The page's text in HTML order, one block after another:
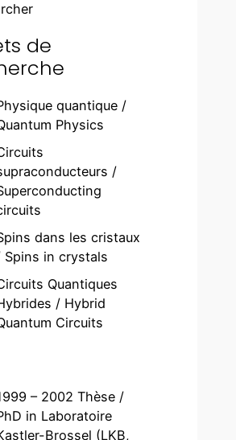
de
quantique /
Physics
/
dans les cristaux
Spins in crystals
Quantiques
/ Hybrid
Circuits
– 2002 Thèse /
in Laboratoire
Brossel (LKB,